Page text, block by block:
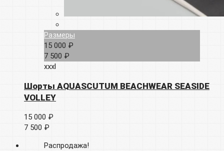
Размеры
15 000 ₽
7 500 ₽
xxxl
Шорты AQUASCUTUM BEACHWEAR SEASIDE
VOLLEY
15 000 ₽
7 500 ₽
Распродажа!